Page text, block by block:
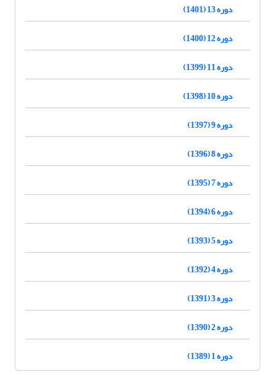
دوره 13 (1401)
دوره 12 (1400)
دوره 11 (1399)
دوره 10 (1398)
دوره 9 (1397)
دوره 8 (1396)
دوره 7 (1395)
دوره 6 (1394)
دوره 5 (1393)
دوره 4 (1392)
دوره 3 (1391)
دوره 2 (1390)
دوره 1 (1389)